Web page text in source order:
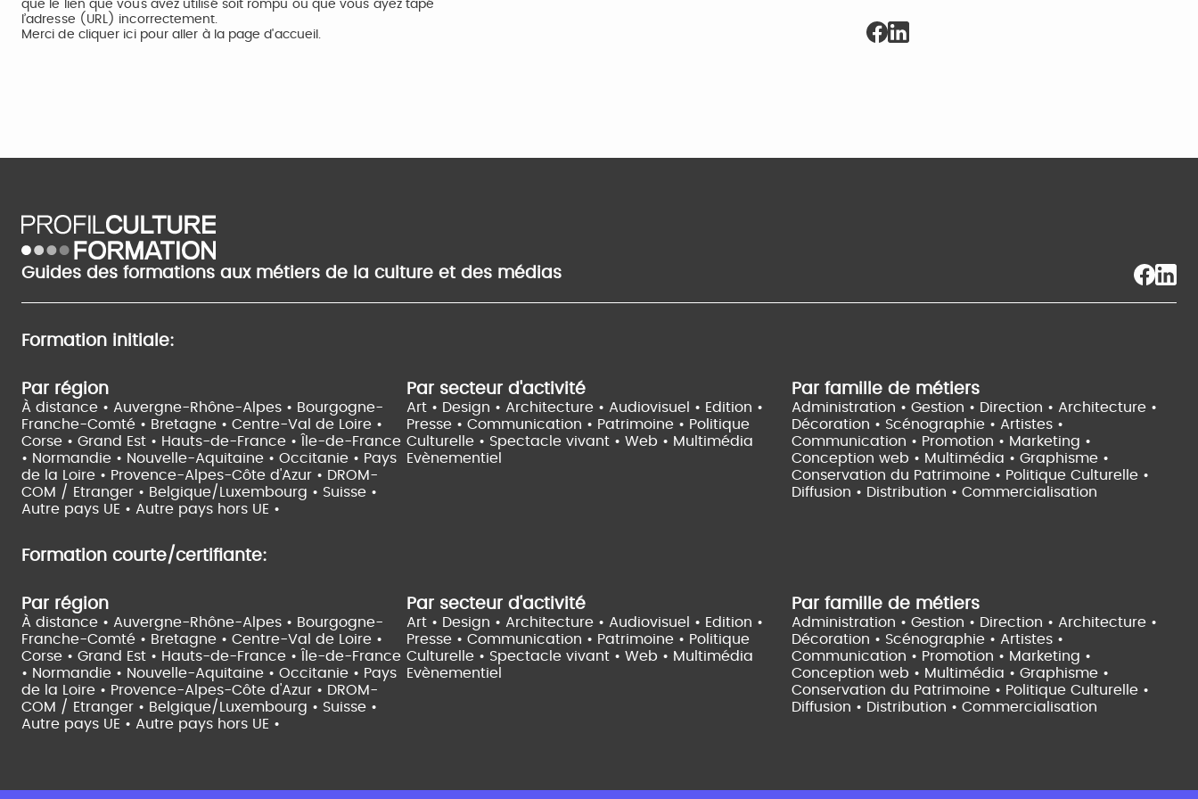
que le lien que vous avez utilisé soit rompu ou que vous ayez tapé
l’adresse (URL) incorrectement.
Merci de cliquer icipour aller à la page d'accueil.
Guides des formations aux métiers de la culture et des médias
Formation initiale:
Par région
À distance • Auvergne-Rhône-Alpes • Bourgogne-
Franche-Comté • Bretagne • Centre-Val de Loire •
Corse • Grand Est • Hauts-de-France •
Île-de-France
• Normandie • Nouvelle-Aquitaine • Occitanie • Pays
de la Loire • Provence-Alpes-Côte d'Azur • DROM-
COM / Etranger • Belgique/Luxembourg • Suisse •
Autre pays UE • Autre pays hors UE •
Par secteur d'activité
Art • Design • Architecture • Audiovisuel • Edition •
Presse • Communication • Patrimoine • Politique
Culturelle • Spectacle vivant • Web • Multimédia
Evènementiel
Par famille de métiers
Administration • Gestion • Direction • Architecture •
Décoration • Scénographie • Artistes •
Communication • Promotion • Marketing •
Conception web • Multimédia • Graphisme •
Conservation du Patrimoine • Politique Culturelle •
Diffusion • Distribution • Commercialisation
Formation courte/certifiante:
Par région
À distance • Auvergne-Rhône-Alpes • Bourgogne-
Franche-Comté • Bretagne • Centre-Val de Loire •
Corse • Grand Est • Hauts-de-France •
Île-de-France
• Normandie • Nouvelle-Aquitaine • Occitanie • Pays
de la Loire • Provence-Alpes-Côte d'Azur • DROM-
COM / Etranger • Belgique/Luxembourg • Suisse •
Autre pays UE • Autre pays hors UE •
Par secteur d'activité
Art • Design • Architecture • Audiovisuel • Edition •
Presse • Communication • Patrimoine • Politique
Culturelle • Spectacle vivant • Web • Multimédia
Evènementiel
Par famille de métiers
Administration • Gestion • Direction • Architecture •
Décoration • Scénographie • Artistes •
Communication • Promotion • Marketing •
Conception web • Multimédia • Graphisme •
Conservation du Patrimoine • Politique Culturelle •
Diffusion • Distribution • Commercialisation